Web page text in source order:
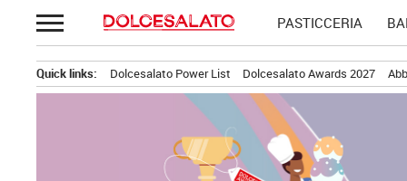
Passa
al
PASTICCERIA
Quick links: Dolcesalato Power List Dolcesalato Awards 2027